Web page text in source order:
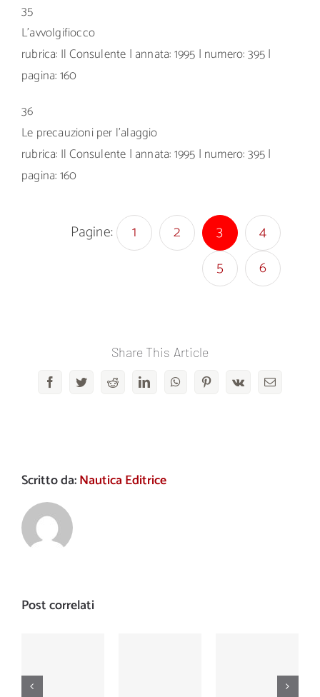
35
L’avvolgifiocco
rubrica: Il Consulente | annata: 1995 | numero: 395 |
pagina: 160
36
Le precauzioni per l’alaggio
rubrica: Il Consulente | annata: 1995 | numero: 395 |
pagina: 160
Pagine: 1 2 3
4
5
6
Share This Article
FacebookTwitterRedditLinkedInWhatsAppPinterestVk Email
Scritto da:Nautica Editrice
Post correlati
Nautica
Nautica